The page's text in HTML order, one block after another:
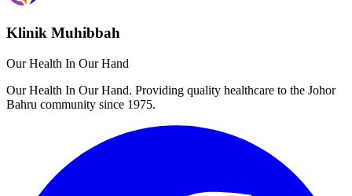
Klinik Muhibbah
Our Health In Our Hand
Our Health In Our Hand. Providing quality healthcare to the Johor
Bahru community since 1975.